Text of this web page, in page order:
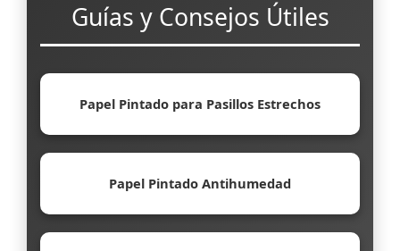
Guías y Consejos Útiles
Papel Pintado para Pasillos Estrechos
Papel Pintado Antihumedad